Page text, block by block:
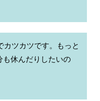
ツカツです。もっと
も休んだりしたいの